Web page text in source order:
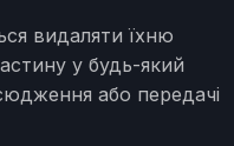
видаляти їхню
у будь-який
або передачі